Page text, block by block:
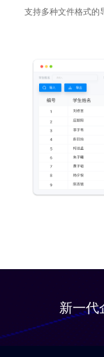
支持多种文件格式的
新一代